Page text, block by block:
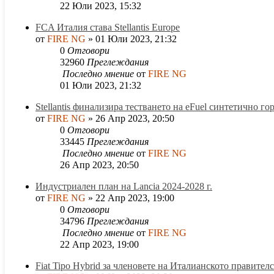
22 Юли 2023, 15:32
FCA Италия става Stellantis Europe
от FIRE NG » 01 Юли 2023, 21:32
0 Отговори
32960 Преглеждания
Последно мнение от FIRE NG
01 Юли 2023, 21:32
Stellantis финализира тестването на eFuel синтетично
от FIRE NG » 26 Апр 2023, 20:50
0 Отговори
33445 Преглеждания
Последно мнение от FIRE NG
26 Апр 2023, 20:50
Индустриален план на Lancia 2024-2028 г.
от FIRE NG » 22 Апр 2023, 19:00
0 Отговори
34796 Преглеждания
Последно мнение от FIRE NG
22 Апр 2023, 19:00
Fiat Tipo Hybrid за членовете на Италианското